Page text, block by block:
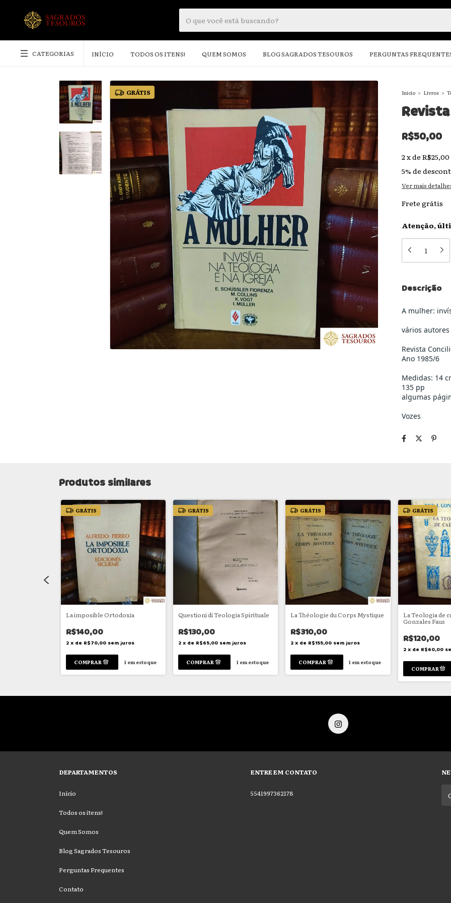
CATEGORIAS INÍCIO TODOS OS ITENS! QUEM SOMOS BLOG SAGRADOS TESOUROS PERGUNTAS
GRÁTIS Início > Livros >
R$50,00
2xde R$25,00
5% de
Ver mais
Frete grátis
Atenção,
Descrição
A mulher:
vários autores
Revista
Ano 1985/6
Medidas: 14
135 pp
algumas
Vozes
Produtos similares
GRÁTIS
La imposible Ortodoxia
R$140,00
2 x de R$70,00 sem juros
1em estoque
GRÁTIS
Questioni di Teologia Spirituale
R$130,00
2 x de R$65,00 sem juros
1em estoque
GRÁTIS
La Théologie du Corps Mystique
R$310,00
2 x de R$155,00 sem juros
1 em estoque
GRÁTIS
La Teologia de
Gonzales Faus
R$120,00
2 x de R$60,00
DEPARTAMENTOS
Início
Todos os itens!
Quem Somos
Blog Sagrados Tesouros
Perguntas Frequentes
Contato
ENTRE EM CONTATO
5541997362178